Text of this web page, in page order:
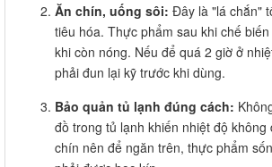
Ăn chín, uống sôi: Đây là "lá chắn"
tiêu hóa. Thực phẩm sau khi chế
khi còn nóng. Nếu để quá 2 giờ ở
phải đun lại kỹ trước khi dùng.
Bảo quản tủ lạnh đúng cách:
đồ trong tủ lạnh khiến nhiệt độ
chín nên để ngăn trên, thực phẩm